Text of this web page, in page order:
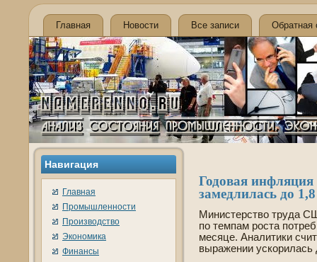
Главная Новости Все записи Обратная
Навигация
Главная
Промышленности
Производство
Экономика
Финансы
Годовая инфляция
замедлилась до
Министерство труда
по темпам роста
месяце. Аналитики
выражении ускорилась